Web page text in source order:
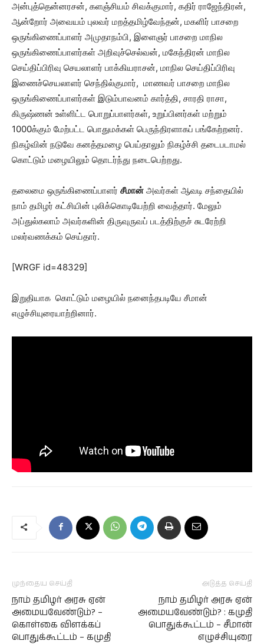
அன்புத்தென்னரசன், களஞ்சியம் சிவக்குமார், கதிர் ராஜேந்திரன்,
ஆன்றோர் அவையம் புலவர் மறத்தமிழ்வேந்தன், மகளிர் பாசறை
ஒருங்கிணைப்பாளர் அமுதாநம்பி, இளைஞர் பாசறை மாநில
ஒருங்கிணைப்பாளர்கள் அறிவுச்செல்வன், மகேந்திரன் மாநில
செய்திப்பிரிவு செயலாளர் பாக்கியராசன், மாநில செய்திப்பிரிவு
இணைச்செயலாளர் செந்தில்குமார், மாணவர் பாசறை மாநில
ஒருங்கிணைப்பாளர்கள் இடும்பாவனம் கார்த்தி, சாரதி ராசா,
கிருஷ்ணன் உள்ளிட்ட பொறுப்பாளர்கள், உறுப்பினர்கள் மற்றும்
1000க்கும் மேற்பட்ட பொதுமக்கள் பெருந்திரளாகப் பங்கேற்றனர்.
நிகழ்வின் நடுவே கனத்தமழை பெய்தாலும் நிகழ்ச்சி தடைபடாமல்
கொட்டும் மழையிலும் தொடர்ந்து நடைபெற்றது.
தலைமை ஒருங்கிணைப்பாளர் சீமான் அவர்கள் ஆவடி சந்தையில்
நாம் தமிழர் கட்சியின் புலிக்கொடியேற்றி வைத்தார். மேலும்
அப்துல்கலாம் அவர்களின் திருவுருவப் படத்திற்குச் சுடரேற்றி
மலர்வணக்கம் செய்தார்.
[WRGF id=48329]
இறுதியாக கொட்டும் மழையில் நனைந்தபடியே சீமான்
எழுச்சியுரையாற்றினார்.
முந்தைய செய்தி
நாம் தமிழர் அரசு ஏன்
அமையவேண்டும்? –
கொள்கை விளக்கப்
பொதுக்கூட்டம் – கமுதி
அடுத்த செய்தி
நாம் தமிழர் அரசு ஏன்
அமையவேண்டும்? : கமுதி
பொதுக்கூட்டம் – சீமான்
எழுச்சியுரை